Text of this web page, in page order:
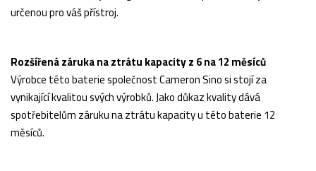
určenou pro váš přístroj.
Rozšířená záruka na ztrátu kapacity z 6 na 12 měsíců
Výrobce této baterie společnost Cameron Sino si stojí za
vynikající kvalitou svých výrobků. Jako důkaz kvality dává
spotřebitelům záruku na ztrátu kapacity u této baterie 12
měsíců.